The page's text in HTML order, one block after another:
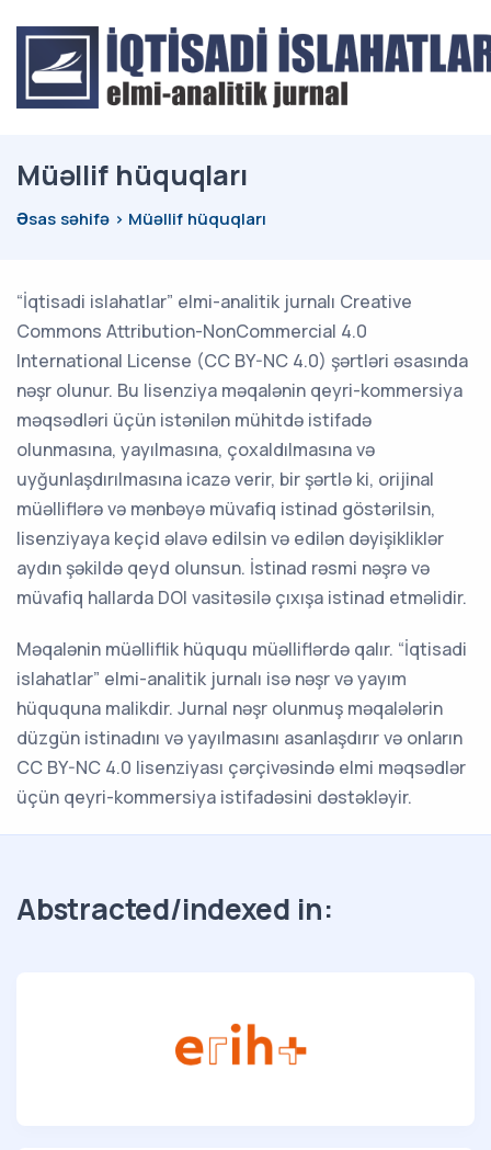
Müəllif hüquqları
Əsas səhifə Müəllif hüquqları
“İqtisadi islahatlar” elmi-analitik jurnalı Creative
Commons Attribution-NonCommercial 4.0
International License (CC BY-NC 4.0) şərtləri əsasında
nəşr olunur. Bu lisenziya məqalənin qeyri-kommersiya
məqsədləri üçün istənilən mühitdə istifadə
olunmasına, yayılmasına, çoxaldılmasına və
uyğunlaşdırılmasına icazə verir, bir şərtlə ki, orijinal
müəlliflərə və mənbəyə müvafiq istinad göstərilsin,
lisenziyaya keçid əlavə edilsin və edilən dəyişikliklər
aydın şəkildə qeyd olunsun. İstinad rəsmi nəşrə və
müvafiq hallarda DOI vasitəsilə çıxışa istinad etməlidir.
Məqalənin müəlliflik hüququ müəlliflərdə qalır. “İqtisadi
islahatlar” elmi-analitik jurnalı isə nəşr və yayım
hüququna malikdir. Jurnal nəşr olunmuş məqalələrin
düzgün istinadını və yayılmasını asanlaşdırır və onların
CC BY-NC 4.0 lisenziyası çərçivəsində elmi məqsədlər
üçün qeyri-kommersiya istifadəsini dəstəkləyir.
Abstracted/indexed in: